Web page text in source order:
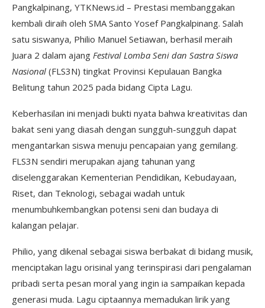
Pangkalpinang, YTKNews.id – Prestasi membanggakan
kembali diraih oleh SMA Santo Yosef Pangkalpinang. Salah
satu siswanya, Philio Manuel Setiawan, berhasil meraih
Juara 2 dalam ajang Festival Lomba Seni dan Sastra Siswa
Nasional (FLS3N) tingkat Provinsi Kepulauan Bangka
Belitung tahun 2025 pada bidang Cipta Lagu.
Keberhasilan ini menjadi bukti nyata bahwa kreativitas dan
bakat seni yang diasah dengan sungguh-sungguh dapat
mengantarkan siswa menuju pencapaian yang gemilang.
FLS3N sendiri merupakan ajang tahunan yang
diselenggarakan Kementerian Pendidikan, Kebudayaan,
Riset, dan Teknologi, sebagai wadah untuk
menumbuhkembangkan potensi seni dan budaya di
kalangan pelajar.
Philio, yang dikenal sebagai siswa berbakat di bidang musik,
menciptakan lagu orisinal yang terinspirasi dari pengalaman
pribadi serta pesan moral yang ingin ia sampaikan kepada
generasi muda. Lagu ciptaannya memadukan lirik yang